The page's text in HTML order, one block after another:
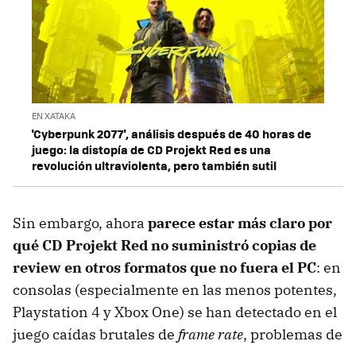
EN XATAKA
'Cyberpunk 2077', análisis después de 40 horas de
juego: la distopía de CD Projekt Red es una
revolución ultraviolenta, pero también sutil
Sin embargo, ahora parece estar más claro por
qué CD Projekt Red no suministró copias de
review en otros formatos que no fuera el PC: en
consolas (especialmente en las menos potentes,
Playstation 4 y Xbox One) se han detectado en el
juego caídas brutales de frame rate, problemas de